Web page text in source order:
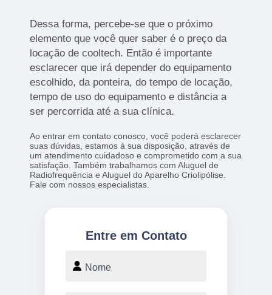
Dessa forma, percebe-se que o próximo
elemento que você quer saber é o preço da
locação de cooltech. Então é importante
esclarecer que irá depender do equipamento
escolhido, da ponteira, do tempo de locação,
tempo de uso do equipamento e distância a
ser percorrida até a sua clínica.
Ao entrar em contato conosco, você poderá esclarecer
suas dúvidas, estamos à sua disposição, através de
um atendimento cuidadoso e comprometido com a sua
satisfação. Também trabalhamos com Aluguel de
Radiofrequência e Aluguel do Aparelho Criolipólise.
Fale com nossos especialistas.
Entre em Contato